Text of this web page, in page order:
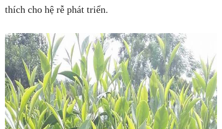
thích cho hệ rễ phát triển.